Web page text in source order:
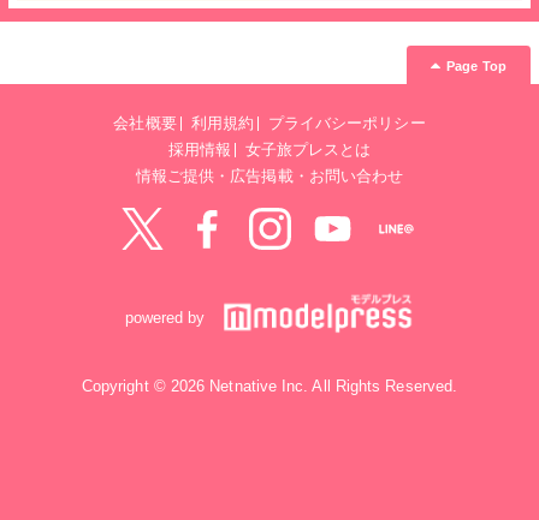
Page Top
会社概要 利用規約
プライバシーポリシー
採用情報
女子旅プレスとは
情報ご提供・広告掲載・お問い合わせ
powered by
Copyright © 2026 Netnative Inc. All Rights Reserved.